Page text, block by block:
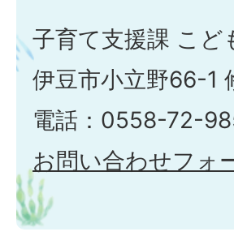
子育て支援課 こ
伊豆市小立野66-1
電話：0558-72-
お問い合わせフォ